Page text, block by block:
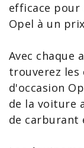
efficace
Opel à un
Avec chaque
trouverez
d'occasion
de la voiture
de carburant